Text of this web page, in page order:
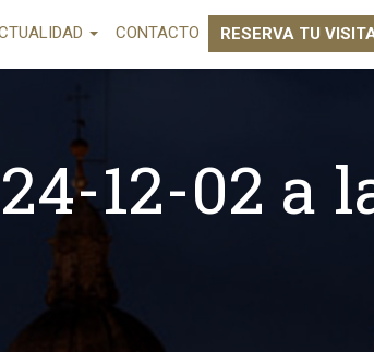
CONTACTO RESERVA TU
12-02 a